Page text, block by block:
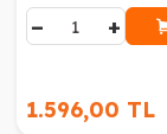
− +
1.596,00 TL